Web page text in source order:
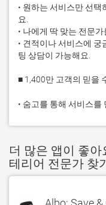
• 원하는 서비스만 선택
요.
• 나에게 딱 맞는 전문
• 견적이나 서비스에 궁
팅 상담이 가능해요.
■ 1,400만 고객의 믿을
• 숨고를 통해 서비스를
더 많은 앱이 좋아
테리어 전문가 찾